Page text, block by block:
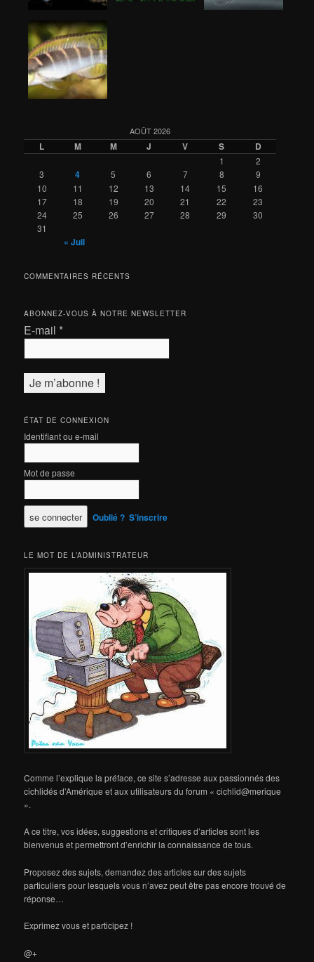
AOÛT 2026
L M M J V S D
1
2
3
4 5 6 7 8
9
10
11 12 13 14 15
16
17
18 19 20 21 22
23
24
25 26 27 28 29
30
31
« Juil
COMMENTAIRES RÉCENTS
ABONNEZ-VOUS À NOTRE NEWSLETTER
E-mail *
ÉTAT DE CONNEXION
Identifiant ou e-mail
Mot de passe
Oublié ? S’inscrire
LE MOT DE L’ADMINISTRATEUR
Comme l’explique la préface, ce site s’adresse aux passionnés des
cichlidés d’Amérique et aux utilisateurs du forum « cichlid@merique
».
A ce titre, vos idées, suggestions et critiques d’articles sont les
bienvenus et permettront d’enrichir la connaissance de tous.
Proposez des sujets, demandez des articles sur des sujets
particuliers pour lesquels vous n’avez peut être pas encore trouvé de
réponse…
Exprimez vous et participez !
@+